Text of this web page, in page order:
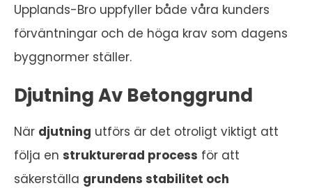
Upplands-Bro uppfyller både våra kunders
förväntningar och de höga krav som dagens
byggnormer ställer.
Djutning Av Betonggrund
När djutning utförs är det otroligt viktigt att
följa en strukturerad process för att
säkerställa grundens stabilitet och